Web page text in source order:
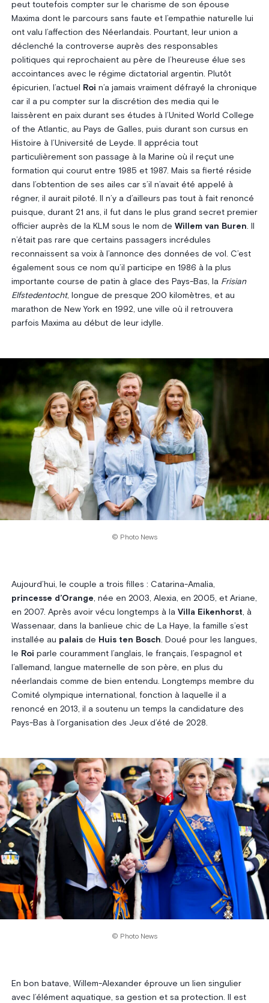
peut toutefois compter sur le charisme de son épouse
Maxima dont le parcours sans faute et l’empathie naturelle lui
ont valu l’affection des Néerlandais. Pourtant, leur union a
déclenché la controverse auprès des responsables
politiques qui reprochaient au père de l’heureuse élue ses
accointances avec le régime dictatorial argentin. Plutôt
épicurien, l’actuel
Roi n’a jamais vraiment défrayé la chronique
car il a pu compter sur la discrétion des media qui le
laissèrent en paix durant ses études à l’United World College
of the Atlantic, au Pays de Galles, puis durant son cursus en
Histoire à l’Université de Leyde. Il apprécia tout
particulièrement son passage à la Marine où il reçut une
formation qui courut entre 1985 et 1987. Mais sa fierté réside
dans l’obtention de ses ailes car s’il n’avait été appelé à
régner, il aurait piloté. Il n’y a d’ailleurs pas tout à fait renoncé
puisque, durant 21 ans, il fut dans le plus grand secret premier
officier auprès de la KLM sous le nom de Willem van Buren. Il
n’était pas rare que certains passagers incrédules
reconnaissent sa voix à l’annonce des données de vol. C’est
également sous ce nom qu’il participe en 1986 à la plus
importante course de patin à glace des Pays-Bas, la Frisian
Elfstedentocht, longue de presque 200 kilomètres, et au
marathon de New York en 1992, une ville où il retrouvera
parfois Maxima au début de leur idylle.
© Photo News
Aujourd’hui, le couple a trois filles : Catarina-Amalia,
princesse d’Orange, née en 2003, Alexia, en 2005, et Ariane,
en 2007. Après avoir vécu longtemps à la Villa Eikenhorst, à
Wassenaar, dans la banlieue chic de La Haye, la famille s’est
installée au palaisde Huis ten Bosch. Doué pour les langues,
le Roi parle couramment l’anglais, le français, l’espagnol et
l’allemand, langue maternelle de son père, en plus du
néerlandais comme de bien entendu. Longtemps membre du
Comité olympique international, fonction à laquelle il a
renoncé en 2013, il a soutenu un temps la candidature des
Pays-Bas à l’organisation des Jeux d’été de 2028.
© Photo News
En bon batave, Willem-Alexander éprouve un lien singulier
avec l’élément aquatique, sa gestion et sa protection. Il est